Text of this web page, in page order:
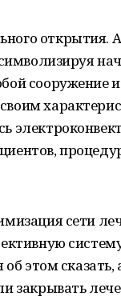
открытия.
сооружение
сети
об этом
закрывать